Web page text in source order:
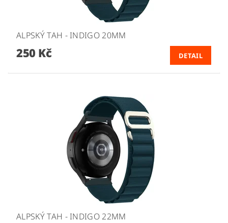
ALPSKÝ TAH - INDIGO 20MM
250 Kč DETAIL
ALPSKÝ TAH - INDIGO 22MM